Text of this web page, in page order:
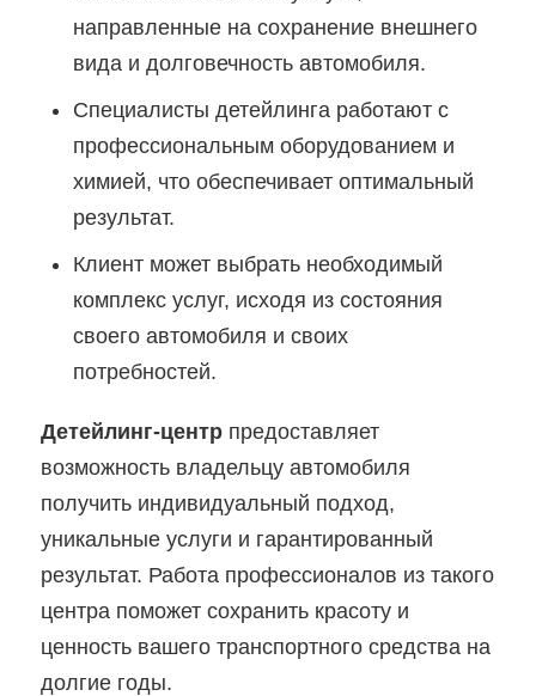
направленные на сохранение внешнего
вида и долговечность автомобиля.
Специалисты детейлинга работают с
профессиональным оборудованием и
химией, что обеспечивает оптимальный
результат.
Клиент может выбрать необходимый
комплекс услуг, исходя из состояния
своего автомобиля и своих
потребностей.
Детейлинг-центрпредоставляет
возможность владельцу автомобиля
получить индивидуальный подход,
уникальные услуги и гарантированный
результат. Работа профессионалов из такого
центра поможет сохранить красоту и
ценность вашего транспортного средства на
долгие годы.